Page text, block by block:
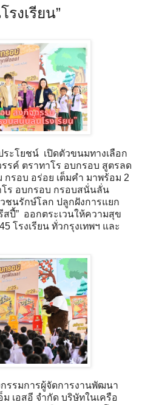
งเรียน”
ระโยชน์ เปิดตัวขนมทางเลือก
รรค์ ตราทาโร อบกรอบ สูตรลด
กรอบ อร่อย เต็มคำ มาพร้อม 2
ร อบกรอบ กรอบสนั่นลั่น
วชนรักษ์โลก ปลูกฝังการแยก
ปี้” ออกตระเวนให้ความสุข
โรงเรียน ทั่วกรุงเทพฯ และ
รรมการผู้จัดการงานพัฒนา
เอสอี จำกัด บริษัทในเครือ